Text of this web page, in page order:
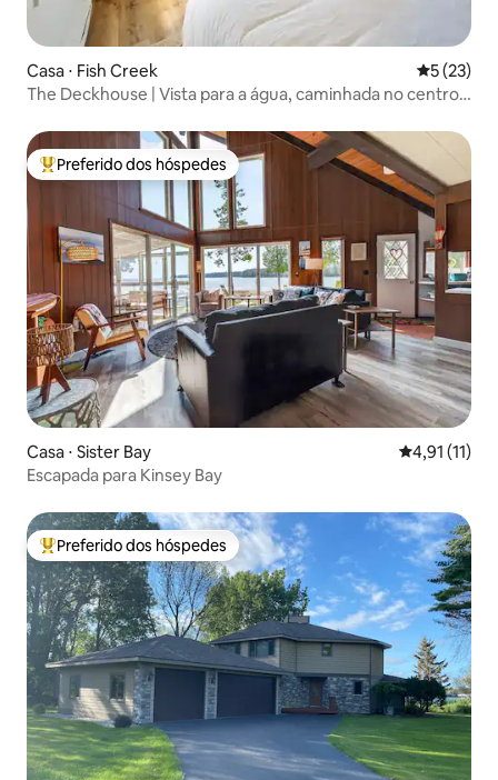
Casa ⋅ Fish Creek 5 de uma
5 (23)
The Deckhouse | Vista para a água, caminhada no centro
Entre os melhores preferidos dos hóspedes
Preferido dos hóspedes
Casa ⋅ Sister Bay 4,91 de uma
4,91 (11)
Escapada para Kinsey Bay
Entre os melhores preferidos dos hóspedes
Preferido dos hóspedes